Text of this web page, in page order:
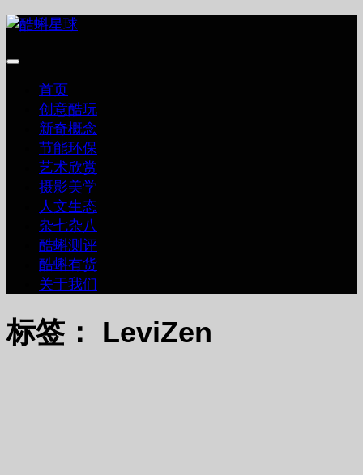
跳
内
首页
创意酷玩
新奇概念
节能环保
艺术欣赏
摄影美学
人文生态
杂七杂八
酷蝌测评
酷蝌有货
关于我们
标签： LeviZen